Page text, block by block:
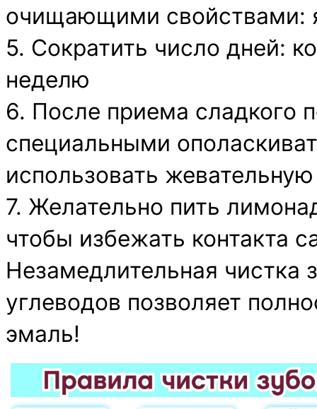
очищающими свойствами:
5. Сократить число дней:
неделю
6. После приема сладкого
специальными
использовать
7. Желательно пить
чтобы избежать контакта
Незамедлительная чистка
углеводов позволяет
эмаль!